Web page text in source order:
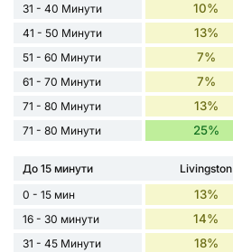
31 - 40 Минути 10%
41 - 50 Минути 13%
51 - 60 Минути 7%
61 - 70 Минути 7%
71 - 80 Минути 13%
71 - 80 Минути 25%
До 15 минути Livingston
0 - 15 мин
13%
16 - 30 минути 14%
31 - 45 Минути 18%